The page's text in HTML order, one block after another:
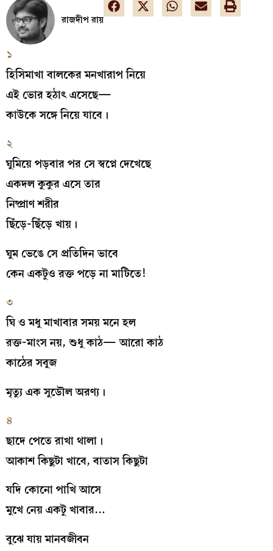
রাজদীপ রায়
১
হিসিমাখা বালকের মনখারাপ নিয়ে
এই ভোর হঠাৎ এসেছে—
কাউকে সঙ্গে নিয়ে যাবে।
২
ঘুমিয়ে পড়বার পর সে স্বপ্নে দেখেছে
একদল কুকুর এসে তার
নিষ্প্রাণ শরীর
ছিঁড়ে-ছিঁড়ে খায়।
ঘুম ভেঙে সে প্রতিদিন ভাবে
কেন একটুও রক্ত পড়ে না মাটিতে!
৩
ঘি ও মধু মাখাবার সময় মনে হল
রক্ত-মাংস নয়, শুধু কাঠ— আরো কাঠ
কাঠের সবুজ
মৃত্যু এক সুডৌল অরণ্য।
৪
ছাদে পেতে রাখা থালা।
আকাশ কিছুটা খাবে, বাতাস কিছুটা
যদি কোনো পাখি আসে
মুখে নেয় একটু খাবার…
বুঝে যায় মানবজীবন